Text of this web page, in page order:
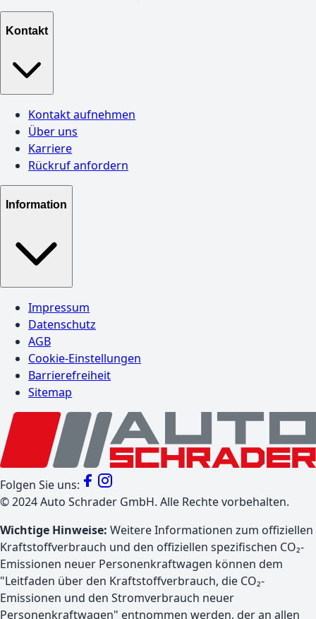
Kontakt
Kontakt aufnehmen
Über uns
Karriere
Rückruf anfordern
Information
Impressum
Datenschutz
AGB
Cookie-Einstellungen
Barrierefreiheit
Sitemap
Folgen Sie uns:
©2024Auto Schrader GmbH. Alle Rechte vorbehalten.
Wichtige Hinweise: Weitere Informationen zum offiziellen
Kraftstoffverbrauch und den offiziellen spezifischen CO₂-
Emissionen neuer Personenkraftwagen können dem
"Leitfaden über den Kraftstoffverbrauch, die CO₂-
Emissionen und den Stromverbrauch neuer
Personenkraftwagen" entnommen werden, der an allen